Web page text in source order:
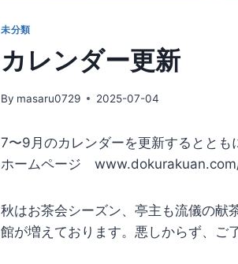
未分類
カレンダー更新
By masaru0729 2025-07-04
7〜9月のカレンダーを更新するとと
ホームページ www.dokurakuan.com/
秋はお茶会シーズン、亭主も流儀の献
館が増えております。悪しからず、ご